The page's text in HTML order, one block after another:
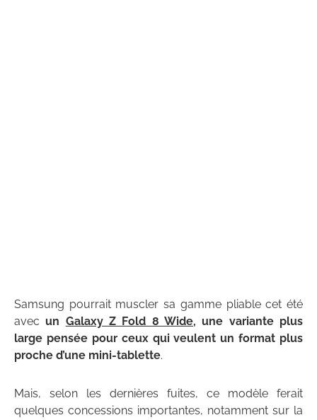
Samsung pourrait muscler sa gamme pliable cet été
avec un Galaxy Z Fold 8 Wide, une variante plus
large pensée pour ceux qui veulent un format plus
proche d’une mini-tablette.
Mais, selon les dernières fuites, ce modèle ferait
quelques concessions importantes, notamment sur la